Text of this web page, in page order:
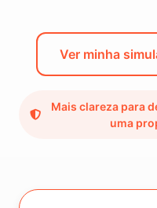
Ver minha
Mais clareza para
uma